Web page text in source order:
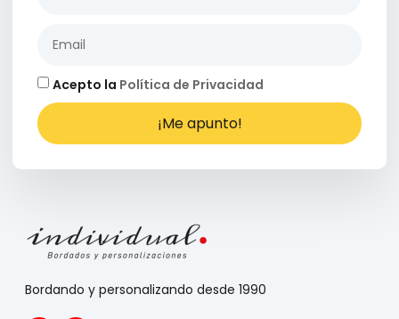
Acepto la Política de Privacidad
¡Me apunto!
Bordando y personalizando desde 1990